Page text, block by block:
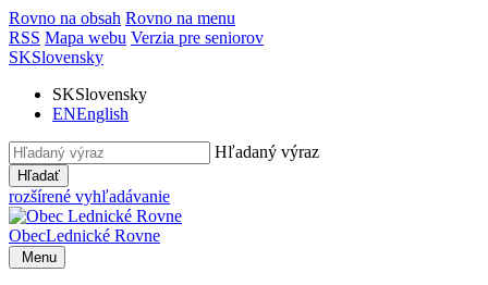
Rovno na obsah Rovno na menu
RSS Mapa webu Verzia pre seniorov
SKSlovensky
SKSlovensky
ENEnglish
Hľadaný výraz
Hľadať
rozšírené vyhľadávanie
ObecLednické Rovne
Menu